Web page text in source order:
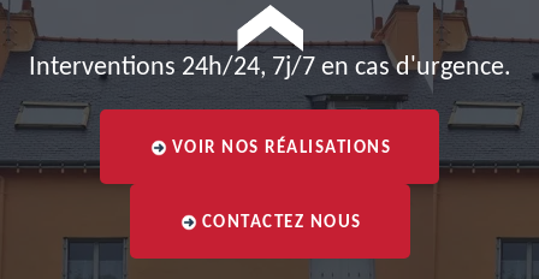
Interventions 24h/24, 7j/7 en cas d'urgence.
VOIR NOS RÉALISATIONS
CONTACTEZ NOUS